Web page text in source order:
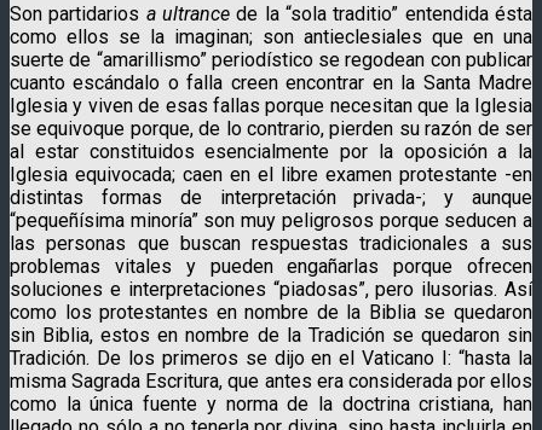
Son partidarios a ultrance de la “sola traditio” entendida ésta
como ellos se la imaginan; son antieclesiales que en una
suerte de “amarillismo” periodístico se regodean con publicar
cuanto escándalo o falla creen encontrar en la Santa Madre
Iglesia y viven de esas fallas porque necesitan que la Iglesia
se equivoque porque, de lo contrario, pierden su razón de ser
al estar constituidos esencialmente por la oposición a la
Iglesia equivocada; caen en el libre examen protestante -en
distintas formas de interpretación privada-; y aunque
“pequeñísima minoría” son muy peligrosos porque seducen a
las personas que buscan respuestas tradicionales a sus
problemas vitales y pueden engañarlas porque ofrecen
soluciones e interpretaciones “piadosas”, pero ilusorias. Así
como los protestantes en nombre de la Biblia se quedaron
sin Biblia, estos en nombre de la Tradición se quedaron sin
Tradición. De los primeros se dijo en el Vaticano I: “hasta la
misma Sagrada Escritura, que antes era considerada por ellos
como la única fuente y norma de la doctrina cristiana, han